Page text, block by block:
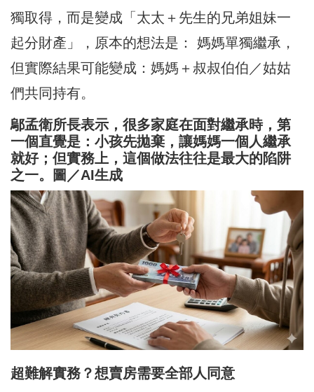
獨取得，而是變成「太太＋先生的兄弟姐妹一
起分財產」，原本的想法是： 媽媽單獨繼承，
但實際結果可能變成：媽媽＋叔叔伯伯／姑姑
們共同持有。
鄔孟衛所長表示，很多家庭在面對繼承時，第
一個直覺是：小孩先拋棄，讓媽媽一個人繼承
就好；但實務上，這個做法往往是最大的陷阱
之一。圖／AI生成
超難解實務？想賣房需要全部人同意